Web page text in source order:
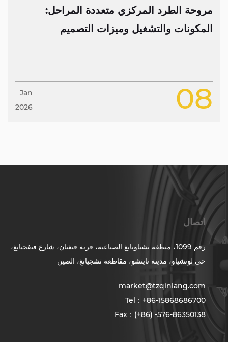
مروحة الطرد المركزي متعددة
تحتاج إلى معرفته
Jan
2026
اتصال
رقم 1099، منطقة تشياويانغ الصناعية، قرية فنغنان، شارع فنغجيانغ،
حي لوتشياو، مدينة تايتشو، مقاطعة تشجيانغ، الصين
market@tzqinlang.com
Tel：+86-15868686700
Fax：(+86) -576-86350138